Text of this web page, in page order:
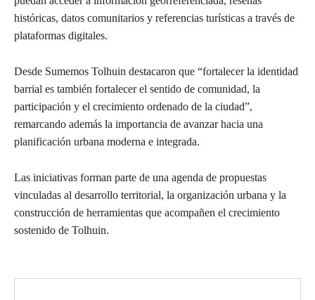
históricas, datos comunitarios y referencias turísticas a través de
plataformas digitales.
Desde Sumemos Tolhuin destacaron que “fortalecer la identidad
barrial es también fortalecer el sentido de comunidad, la
participación y el crecimiento ordenado de la ciudad”,
remarcando además la importancia de avanzar hacia una
planificación urbana moderna e integrada.
Las iniciativas forman parte de una agenda de propuestas
vinculadas al desarrollo territorial, la organización urbana y la
construcción de herramientas que acompañen el crecimiento
sostenido de Tolhuin.